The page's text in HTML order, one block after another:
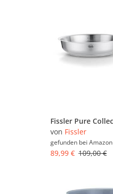
von Fissler
gefunden bei Amazon
89,99 € 109,00 €